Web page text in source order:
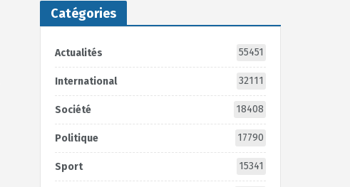
Catégories
Actualités 55451
International 32111
Société 18408
Politique 17790
Sport 15341